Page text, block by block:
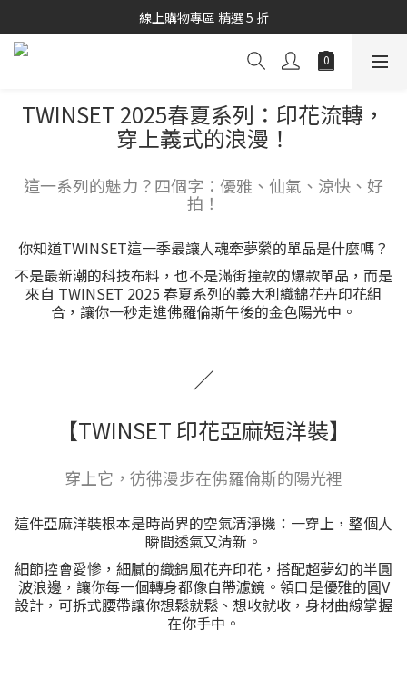
秋冬商品7折起優惠
線上購物專區 精選 5 折
秋冬商品7折起優惠
TWINSET 2025春夏系列：印花流轉，
穿上義式的浪漫！
這一系列的魅力？四個字：優雅、仙氣、涼快、好
拍！
你知道TWINSET這一季最讓人魂牽夢縈的單品是什麼嗎？
不是最新潮的科技布料，也不是滿街撞款的爆款單品，而是
來自 TWINSET 2025 春夏系列的義大利織錦花卉印花組
合，讓你一秒走進佛羅倫斯午後的金色陽光中。
／
【TWINSET 印花亞麻短洋裝】
穿上它，彷彿漫步在佛羅倫斯的陽光裡
這件亞麻洋裝根本是時尚界的空氣清淨機：一穿上，整個人
瞬間透氣又清新。
細節控會愛慘，細膩的織錦風花卉印花，搭配超夢幻的半圓
波浪邊，讓你每一個轉身都像自帶濾鏡。領口是優雅的圓V
設計，可拆式腰帶讓你想鬆就鬆、想收就收，身材曲線掌握
在你手中。